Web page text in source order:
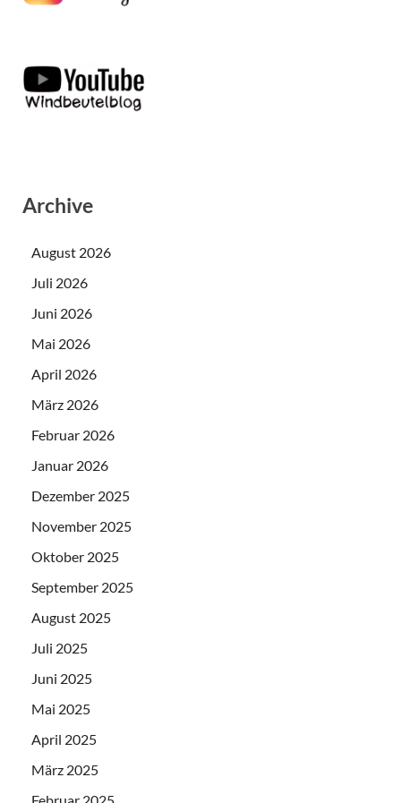
Archive
August 2026
Juli 2026
Juni 2026
Mai 2026
April 2026
März 2026
Februar 2026
Januar 2026
Dezember 2025
November 2025
Oktober 2025
September 2025
August 2025
Juli 2025
Juni 2025
Mai 2025
April 2025
März 2025